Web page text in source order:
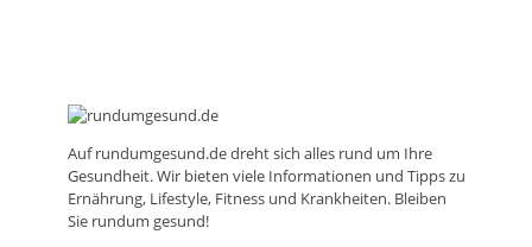
Aufrundumgesund.dedreht sich alles rund um Ihre
Gesundheit. Wir bieten viele Informationen und Tipps zu
Ernährung, Lifestyle, Fitness und Krankheiten. Bleiben
Sie rundum gesund!